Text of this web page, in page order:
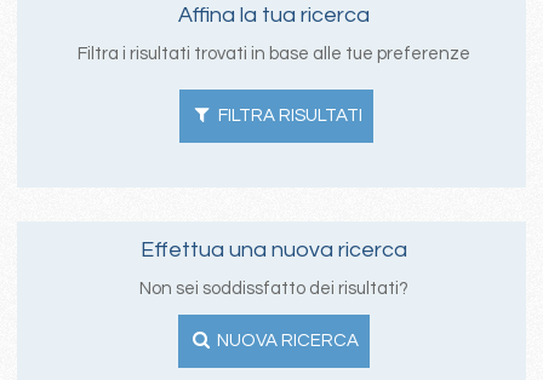
Affina la tua ricerca
Filtra i risultati trovati in base alle tue preferenze
FILTRA RISULTATI
Effettua una nuova ricerca
Non sei soddissfatto dei risultati?
NUOVA RICERCA